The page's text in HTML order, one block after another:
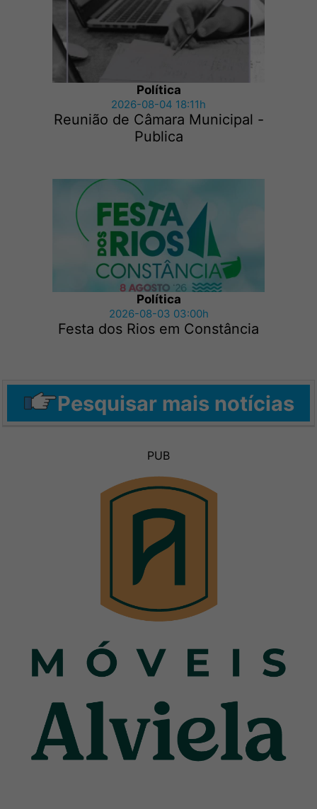
Política
2026-08-04 18:11h
Reunião de Câmara Municipal -
Publica
Política
2026-08-03 03:00h
Festa dos Rios em Constância
Pesquisar mais notícias
PUB